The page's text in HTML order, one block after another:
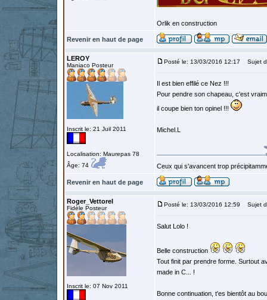
Orlik en construction
Revenir en haut de page
LEROY
Maniaco Posteur
Inscrit le: 21 Juil 2011
Localisation: Maurepas 78
Âge: 74
Posté le: 13/03/2016 12:17 Sujet
Il est bien effilé ce Nez !!!
Pour pendre son chapeau, c'est
il coupe bien ton opinel !!!
Michel.L
Ceux qui s'avancent trop
Revenir en haut de page
Roger_Vettorel
Fidèle Posteur
Inscrit le: 07 Nov 2011
Posté le: 13/03/2016 12:59 Sujet
Salut Lolo !
Belle construction
Tout finit par prendre forme. Surtout
made in C... !
Bonne continuation, t'es bientôt au